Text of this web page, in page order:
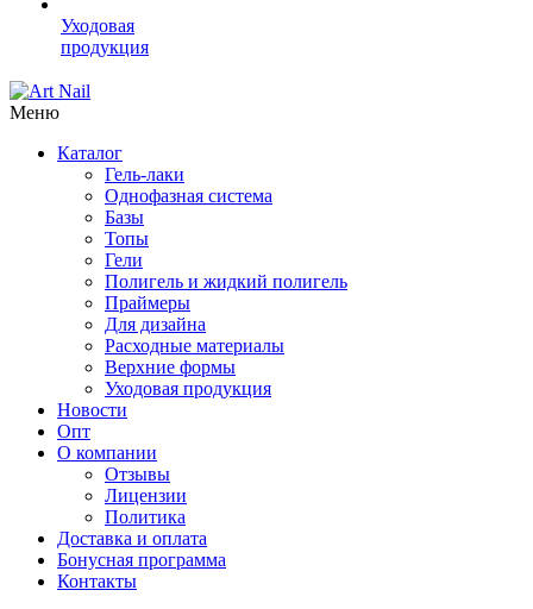
Уходовая
продукция
Меню
Каталог
Гель-лаки
Однофазная система
Базы
Топы
Гели
Полигель и жидкий полигель
Праймеры
Для дизайна
Расходные материалы
Верхние формы
Уходовая продукция
Новости
Опт
О компании
Отзывы
Лицензии
Политика
Доставка и оплата
Бонусная программа
Контакты